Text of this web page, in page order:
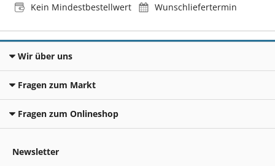
Kein Mindestbestellwert
Wunschliefertermin
Wir über uns
Fragen zum Markt
Fragen zum Onlineshop
Newsletter